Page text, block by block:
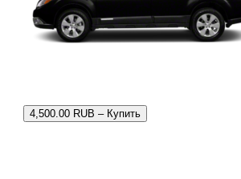
4,500.00 RUB – Купить